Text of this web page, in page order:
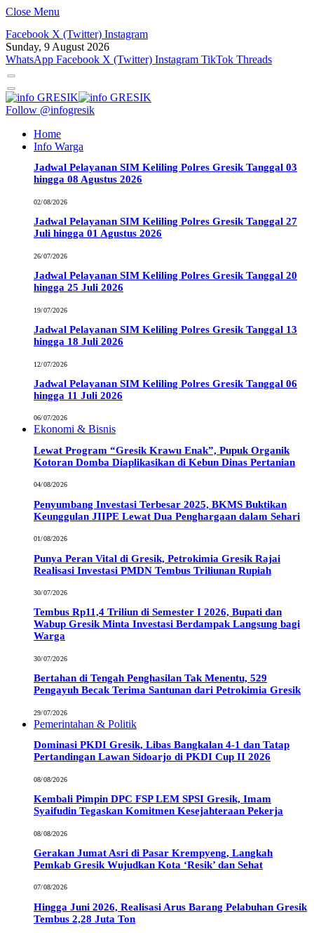
Close Menu
Facebook X (Twitter) Instagram
Sunday, 9 August 2026
WhatsApp Facebook X (Twitter) Instagram TikTok Threads
Follow @infogresik
Home
Info Warga
Jadwal Pelayanan SIM Keliling Polres Gresik Tanggal 03
hingga 08 Agustus 2026
02/08/2026
Jadwal Pelayanan SIM Keliling Polres Gresik Tanggal 27
Juli hingga 01 Agustus 2026
26/07/2026
Jadwal Pelayanan SIM Keliling Polres Gresik Tanggal 20
hingga 25 Juli 2026
19/07/2026
Jadwal Pelayanan SIM Keliling Polres Gresik Tanggal 13
hingga 18 Juli 2026
12/07/2026
Jadwal Pelayanan SIM Keliling Polres Gresik Tanggal 06
hingga 11 Juli 2026
06/07/2026
Ekonomi & Bisnis
Lewat Program “Gresik Krawu Enak”, Pupuk Organik
Kotoran Domba Diaplikasikan di Kebun Dinas Pertanian
04/08/2026
Penyumbang Investasi Terbesar 2025, BKMS Buktikan
Keunggulan JIIPE Lewat Dua Penghargaan dalam Sehari
01/08/2026
Punya Peran Vital di Gresik, Petrokimia Gresik Rajai
Realisasi Investasi PMDN Tembus Triliunan Rupiah
30/07/2026
Tembus Rp11,4 Triliun di Semester I 2026, Bupati dan
Wabup Gresik Minta Investasi Berdampak Langsung bagi
Warga
30/07/2026
Bertahan di Tengah Penghasilan Tak Menentu, 529
Pengayuh Becak Terima Santunan dari Petrokimia Gresik
29/07/2026
Pemerintahan & Politik
Dominasi PKDI Gresik, Libas Bangkalan 4-1 dan Tatap
Pertandingan Lawan Sidoarjo di PKDI Cup II 2026
08/08/2026
Kembali Pimpin DPC FSP LEM SPSI Gresik, Imam
Syaifudin Tegaskan Komitmen Kesejahteraan Pekerja
08/08/2026
Gerakan Jumat Asri di Pasar Krempyeng, Langkah
Pemkab Gresik Wujudkan Kota ‘Resik’ dan Sehat
07/08/2026
Hingga Juni 2026, Realisasi Arus Barang Pelabuhan Gresik
Tembus 2,28 Juta Ton